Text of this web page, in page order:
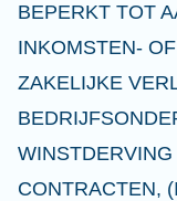
BEPERKT TOT
INKOMSTEN-
ZAKELIJKE
CONTRACTEN,